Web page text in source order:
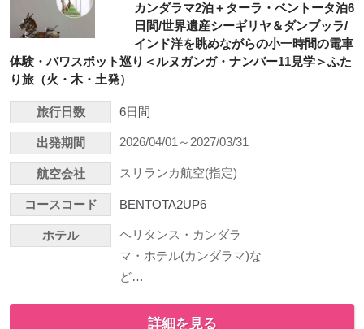
カンダラマ2泊＋ターラ・ベントータ泊6
日間/世界遺産シーギリヤ＆ダンブッラ/
インド洋を眺めながらの小一時間の電車
体験・バワスポット巡り＜ルヌガンガ・ナンバー11見学＞ふた
り旅（火・木・土発）
旅行日数 6日間
出発期間 2026/04/01～2027/03/31
航空会社 スリランカ航空(指定)
コースコード BENTOTA2UP6
ホテル
ヘリタンス・カンダラ
マ・ホテル(カンダラマ)な
ど…
詳細を見る